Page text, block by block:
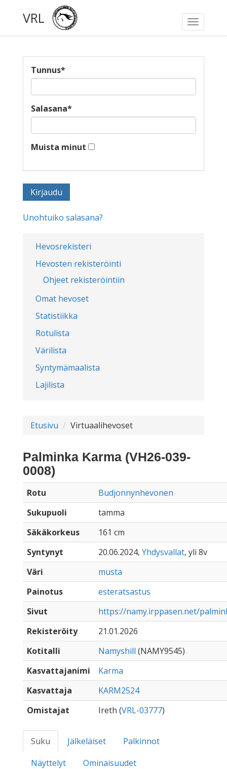
Toggle
VRL
Hevosrekisteri
Hevosten rekisteröinti
Ohjeet rekisteröintiin
Omat hevoset
Statistiikka
Rotulista
Värilista
Syntymämaalista
Lajilista
Tunnus*
Salasana*
Muista minut
Unohtuiko salasana?
Etusivu Virtuaalihevoset
Palminka Karma (VH26-039-
0008)
Rotu
Budjonnynhevonen
Sukupuoli
tamma
Säkäkorkeus
161 cm
Syntynyt
20.06.2024, Yhdysvallat, yli 8v
Väri
musta
Painotus
esteratsastus
Sivut
https://namy.irppasen.net/
Rekisteröity
21.01.2026
Kotitalli
Namyshill (NAMY9545)
Kasvattajanimi
Karma
Kasvattaja
KARM2524
Omistajat
Ireth (VRL-03777)
Suku Jälkeläiset
Palkinnot
Näyttelyt
Ominaisuudet